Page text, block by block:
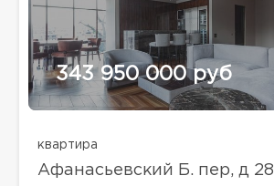
343 950 000 руб
квартира
Афанасьевский Б. пер, д 28